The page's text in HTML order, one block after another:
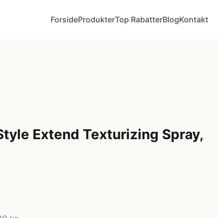
ForsideProdukterTop RabatterBlogKontakt
Extend Texturizing Spray,